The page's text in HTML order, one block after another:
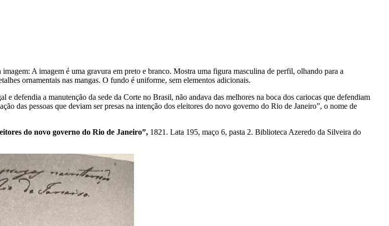
imagem: A imagem é uma gravura em preto e branco. Mostra uma figura masculina de perfil, olhando para a
ornamentais nas mangas. O fundo é uniforme, sem elementos adicionais.
defendia a manutenção da sede da Corte no Brasil, não andava das melhores na boca dos cariocas que defendiam
das pessoas que deviam ser presas na intenção dos eleitores do novo governo do Rio de Janeiro”, o nome de
do novo governo do Rio de Janeiro”, 1821. Lata 195, maço 6, pasta 2. Biblioteca Azeredo da Silveira do